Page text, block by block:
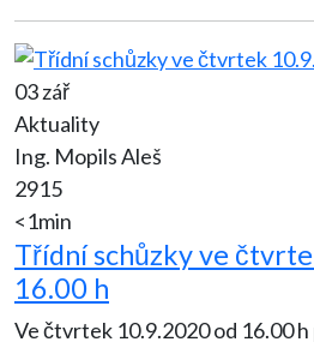
03 zář
Aktuality
Ing. Mopils Aleš
2915
<1min
Třídní schůzky ve
16.00 h
Ve čtvrtek 10.9.2020 od 16.00